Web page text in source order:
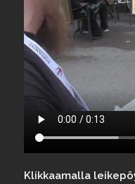
Klikkaamalla